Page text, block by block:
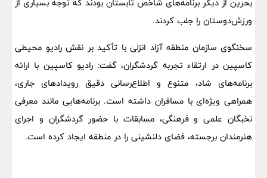
ورزش‌دوستان را جلب کردند.
سخنگوی سازمان منطقه آزاد انزلی با تأکید بر نقش رادیو محیطی
کاسپین در ارتقاء تجربه گردشگران، گفت: رادیو کاسپین با ارائه
برنامه‌های شاد، متنوع و اطلاع‌رسانی دقیق رویدادهای جاری،
همراهی ویژه‌ای با مسافران داشته است. برنامه‌هایی مانند معرفی
نخبگان علمی و فرهنگی، مسابقات با حضور گردشگران و اجرای
هنرمندان برجسته، فضای دلنشینی را در منطقه ایجاد کرده است.